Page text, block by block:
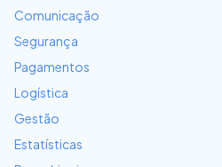
Comunicação
Segurança
Pagamentos
Logística
Gestão
Estatísticas